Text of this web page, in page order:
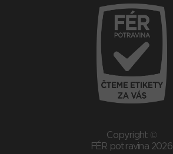
Copyright ©
FÉR potravina 2026